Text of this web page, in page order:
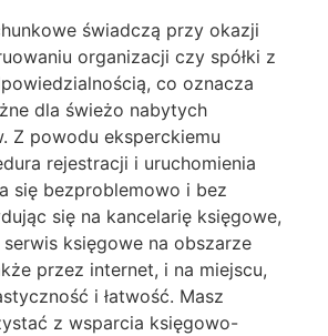
świadczą przy okazji
organizacji czy spółki z
co oznacza
dla świeżo nabytych
Z powodu eksperckiemu
rejestracji i uruchomienia
się bezproblemowo i bez
się na kancelarię księgowe,
księgowe na obszarze
przez internet, i na miejscu,
i łatwość. Masz
z wsparcia księgowo-